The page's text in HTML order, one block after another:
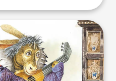
на мягкое
себе
синяя свечка
но что ему
Видит, не уйти